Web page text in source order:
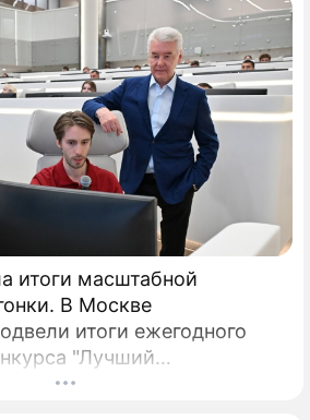
итоги масштабной
В Москве
итоги ежегодного
"Лучший
в области